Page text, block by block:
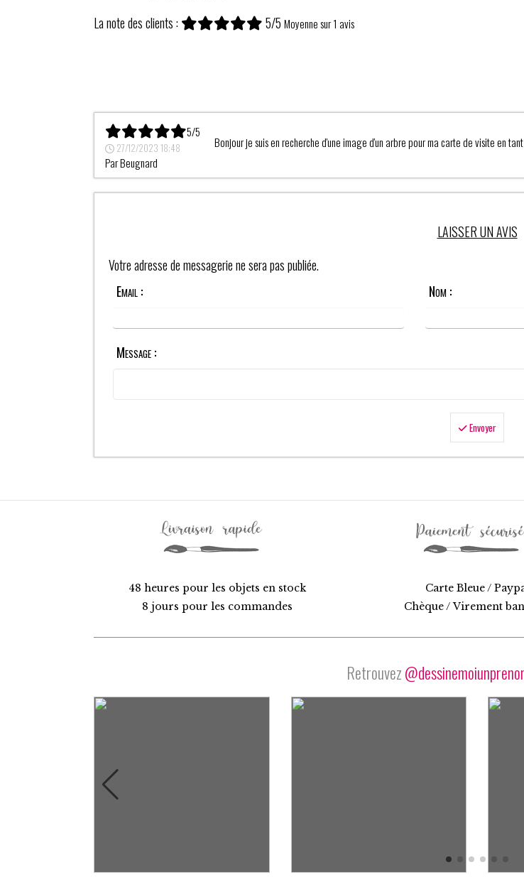
La note des clients :
5/5 Moyenne sur 1 avis
5/5
27/12/2023 18:48
ParBeugnard
Bonjour je suis en recherche d'une image d'un arbre pour ma carte de visite en
LAISSER UN AVIS
Votre adresse de messagerie ne sera pas publiée.
Email :
Nom :
Message :
Envoyer
48 heures pour les objets en stock
8 jours pour les commandes
Carte Bleue /
Chèque / Virement
Retrouvez